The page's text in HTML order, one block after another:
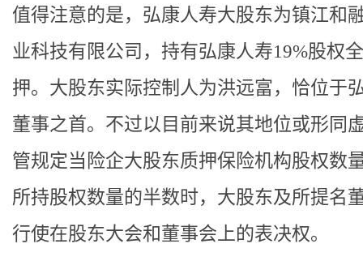
值得注意的是，弘康人寿大股东为镇江和
业科技有限公司，持有弘康人寿19%股权
押。大股东实际控制人为洪远富，恰位于
董事之首。不过以目前来说其地位或形同
管规定当险企大股东质押保险机构股权数
所持股权数量的半数时，大股东及所提名
行使在股东大会和董事会上的表决权。